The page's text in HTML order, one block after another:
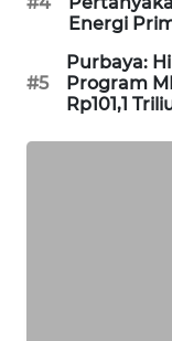
Energi
#5
Purbaya:
Program
Rp101,1
Network
KONSUMEN